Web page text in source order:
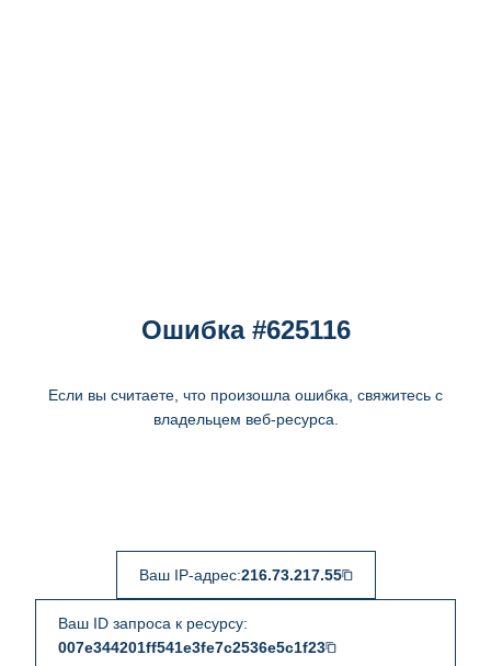
Ошибка #625116
Если вы считаете, что произошла ошибка, свяжитесь с
владельцем веб-ресурса.
Ваш IP-адрес:216.73.217.55
Ваш ID запроса к ресурсу:
007e344201ff541e3fe7c2536e5c1f23